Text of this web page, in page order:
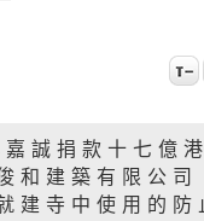
誠捐款十七億
和建築有限公司
建寺中使用的防